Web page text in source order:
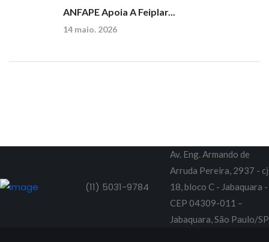
ANFAPE Apoia A Feiplar...
14 maio. 2026
(11) 5031-9784
Av. Eng. Armando de
Arruda Pereira, 2937 - cj
18, bloco C - Jabaquara -
CEP 04309-011 –
Jabaquara, São Paulo/SP